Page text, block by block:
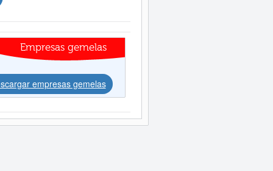
Empresas gemelas
empresas gemelas